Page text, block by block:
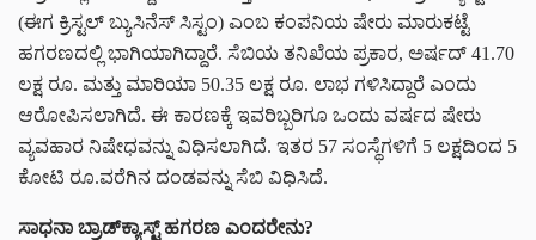
(ಈಗ ಕ್ರಿಸ್ಟಲ್‌ ಬ್ಯುಸಿನೆಸ್‌ ಸಿಸ್ಟಂ) ಎಂಬ ಕಂಪನಿಯ ಷೇರು ಮಾರುಕಟ್ಟೆ
ಹಗರಣದಲ್ಲಿ ಭಾಗಿಯಾಗಿದ್ದಾರೆ. ಸೆಬಿಯ ತನಿಖೆಯ ಪ್ರಕಾರ, ಅರ್ಷದ್‌ 41.70
ಲಕ್ಷ ರೂ. ಮತ್ತು ಮಾರಿಯಾ 50.35 ಲಕ್ಷ ರೂ. ಲಾಭ ಗಳಿಸಿದ್ದಾರೆ ಎಂದು
ಆರೋಪಿಸಲಾಗಿದೆ. ಈ ಕಾರಣಕ್ಕೆ ಇವರಿಬ್ಬರಿಗೂ ಒಂದು ವರ್ಷದ ಷೇರು
ವ್ಯವಹಾರ ನಿಷೇಧವನ್ನು ವಿಧಿಸಲಾಗಿದೆ. ಇತರ 57 ಸಂಸ್ಥೆಗಳಿಗೆ 5 ಲಕ್ಷದಿಂದ 5
ಕೋಟಿ ರೂ.ವರೆಗಿನ ದಂಡವನ್ನು ಸೆಬಿ ವಿಧಿಸಿದೆ.
ಸಾಧನಾ ಬ್ರಾಡ್‌ಕ್ಯಾಸ್ಟ್‌ ಹಗರಣ ಎಂದರೇನು?